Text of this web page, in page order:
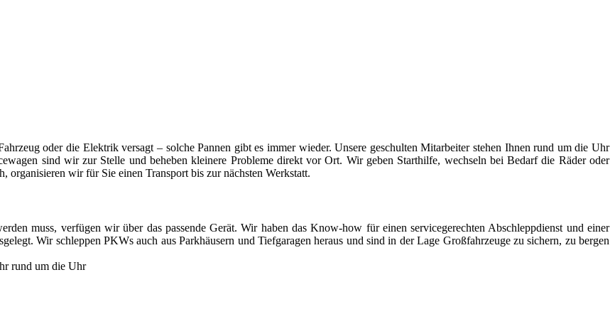
oder die Elektrik versagt – solche Pannen gibt es immer wieder. Unsere geschulten Mitarbeiter stehen Ihnen rund um die Uhr
sind wir zur Stelle und beheben kleinere Probleme direkt vor Ort. Wir geben Starthilfe, wechseln bei Bedarf die Räder oder
wir für Sie einen Transport bis zur nächsten Werkstatt.
muss, verfügen wir über das passende Gerät. Wir haben das Know-how für einen servicegerechten Abschleppdienst und einer
Wir schleppen PKWs auch aus Parkhäusern und Tiefgaragen heraus und sind in der Lage Großfahrzeuge zu sichern, zu bergen
rund um die Uhr